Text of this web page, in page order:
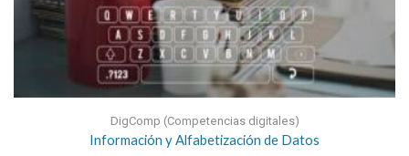
DigComp (Competencias digitales)
Información y Alfabetización de Datos